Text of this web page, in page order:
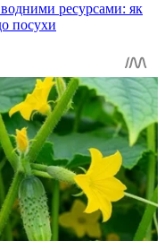
водними ресурсами: як
посухи